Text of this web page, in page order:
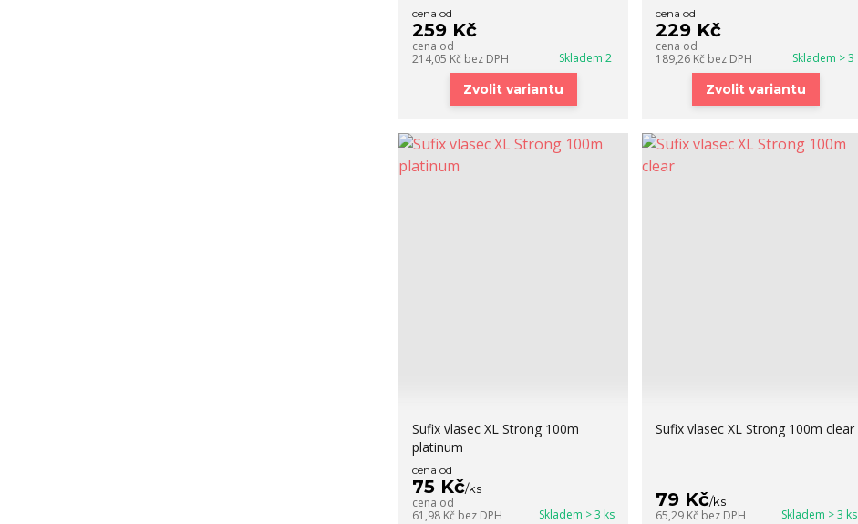
cena od
259 Kč
cena od
214,05 Kč bez DPH Skladem 2
Zvolit variantu
cena od
229 Kč
cena od
189,26 Kč bez DPH Skladem > 3
Zvolit variantu
Sufix vlasec XL Strong 100m
platinum
cena od
75 Kč/ks
cena od
61,98 Kč bez DPH Skladem > 3 ks
Sufix vlasec XL Strong 100m clear
79 Kč/ks
65,29 Kč bez DPH Skladem > 3 ks